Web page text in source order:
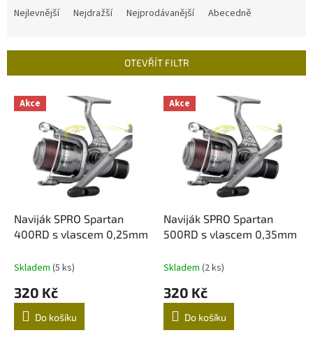
í
Nejlevnější Nejdražší Nejprodávanější Abecedně
OTEVŘÍT FILTR
V Akce
Naviják SPRO Spartan
400RD s vlascem 0,25mm
Skladem (5 ks)
320 Kč
Do košíku
Akce
Naviják SPRO Spartan
500RD s vlascem 0,35mm
Skladem (2 ks)
320 Kč
Do košíku